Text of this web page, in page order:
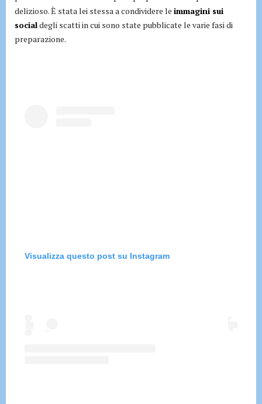
delizioso. È stata lei stessa a condividere le immagini sui
socialdegli scatti in cui sono state pubblicate le varie fasi di
preparazione.
Visualizza questo post su Instagram